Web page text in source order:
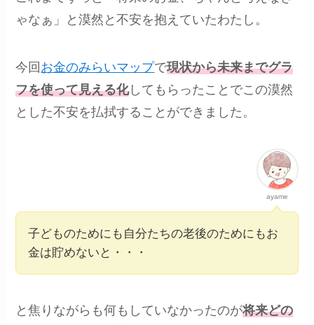
ゃなぁ」と漠然と不安を抱えていたわたし。
今回 お金のみらいマップで現状から未来までグラ
フを使って見える化してもらったことでこの漠然
とした不安を払拭することができました。
ayame
子どものためにも自分たちの老後のためにもお
金は貯めないと・・・
と焦りながらも何もしていなかったのが将来どの